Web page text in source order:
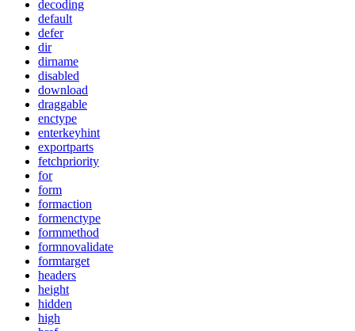
decoding
default
defer
dir
dirname
disabled
download
draggable
enctype
enterkeyhint
exportparts
fetchpriority
for
form
formaction
formenctype
formmethod
formnovalidate
formtarget
headers
height
hidden
high